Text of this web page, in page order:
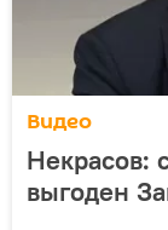
Видео
Некрасов:
выгоден